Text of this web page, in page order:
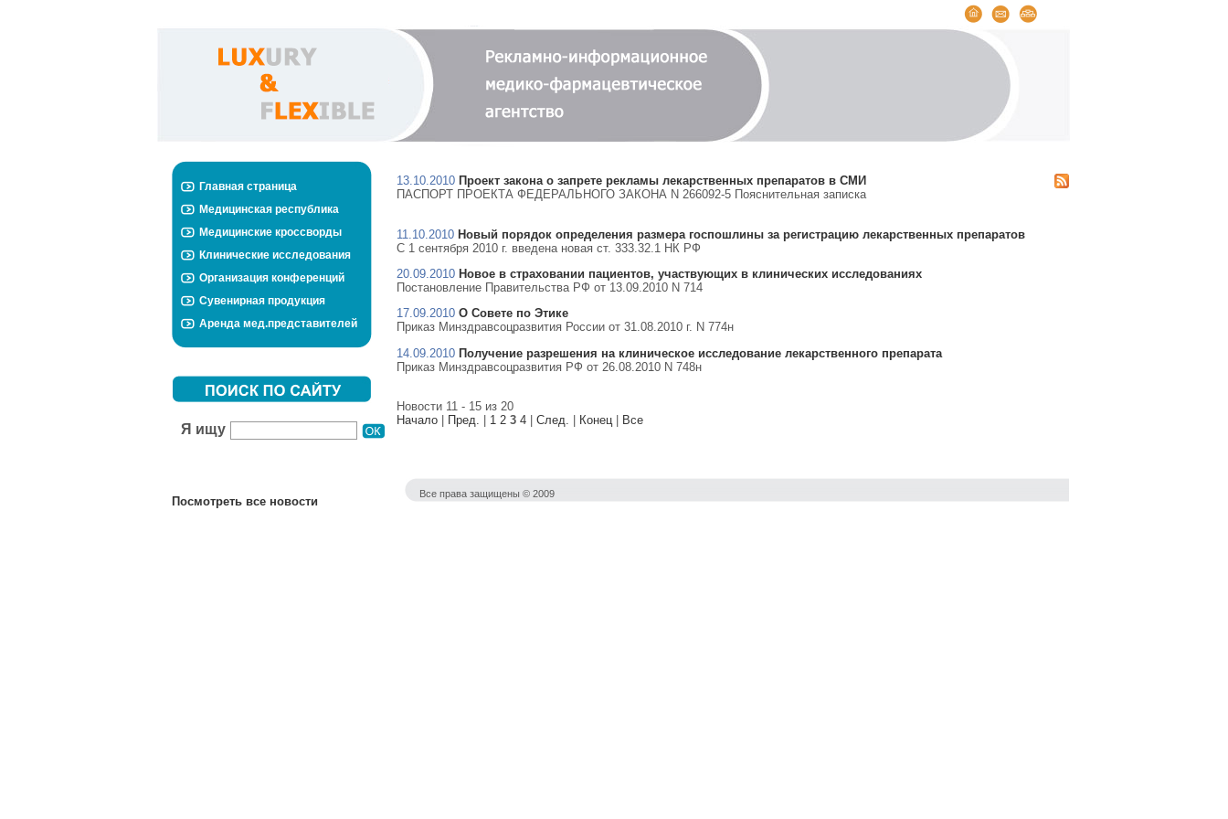
Главная страница
Медицинская республика
Медицинские кроссворды
Клинические исследования
Организация конференций
Сувенирная продукция
Аренда мед.представителей
Я ищу
Посмотреть все новости
13.10.2010 Проект закона о запрете рекламы лекарственных препаратов в СМИ
ПАСПОРТ ПРОЕКТА ФЕДЕРАЛЬНОГО ЗАКОНА N 266092-5 Пояснительная записка
11.10.2010 Новый порядок определения размера госпошлины за регистрацию лекарственных препаратов
С 1 сентября 2010 г. введена новая ст. 333.32.1 НК РФ
20.09.2010 Новое в страховании пациентов, участвующих в клинических исследованиях
Постановление Правительства РФ от 13.09.2010 N 714
17.09.2010 О Совете по Этике
Приказ Минздравсоцразвития России от 31.08.2010 г. N 774н
14.09.2010 Получение разрешения на клиническое исследование лекарственного препарата
Приказ Минздравсоцразвития РФ от 26.08.2010 N 748н
Новости 11 - 15 из 20
Начало
Пред. 1 2 3 4 След. Конец Все
Все права защищены © 2009